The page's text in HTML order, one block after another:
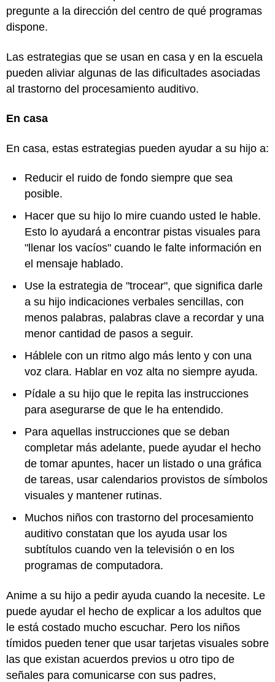
pregunte a la dirección del centro de qué programas
dispone.
Las estrategias que se usan en casa y en la escuela
pueden aliviar algunas de las dificultades asociadas
al trastorno del procesamiento auditivo.
En casa
En casa, estas estrategias pueden ayudar a su hijo a:
Reducir el ruido de fondo siempre que sea
posible.
Hacer que su hijo lo mire cuando usted le hable.
Esto lo ayudará a encontrar pistas visuales para
"llenar los vacíos" cuando le falte información en
el mensaje hablado.
Use la estrategia de "trocear", que significa darle
a su hijo indicaciones verbales sencillas, con
menos palabras, palabras clave a recordar y una
menor cantidad de pasos a seguir.
Háblele con un ritmo algo más lento y con una
voz clara. Hablar en voz alta no siempre ayuda.
Pídale a su hijo que le repita las instrucciones
para asegurarse de que le ha entendido.
Para aquellas instrucciones que se deban
completar más adelante, puede ayudar el hecho
de tomar apuntes, hacer un listado o una gráfica
de tareas, usar calendarios provistos de símbolos
visuales y mantener rutinas.
Muchos niños con trastorno del procesamiento
auditivo constatan que los ayuda usar los
subtítulos cuando ven la televisión o en los
programas de computadora.
Anime a su hijo a pedir ayuda cuando la necesite. Le
puede ayudar el hecho de explicar a los adultos que
le está costado mucho escuchar. Pero los niños
tímidos pueden tener que usar tarjetas visuales sobre
las que existan acuerdos previos u otro tipo de
señales para comunicarse con sus padres,